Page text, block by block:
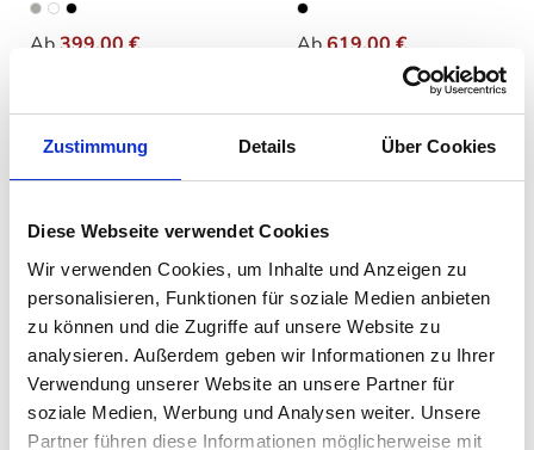
Zustimmung Details Über Cookies
Diese Webseite verwendet Cookies
Wir verwenden Cookies, um Inhalte und Anzeigen zu
personalisieren, Funktionen für soziale Medien anbieten
zu können und die Zugriffe auf unsere Website zu
analysieren. Außerdem geben wir Informationen zu Ihrer
Verwendung unserer Website an unsere Partner für
soziale Medien, Werbung und Analysen weiter. Unsere
Partner führen diese Informationen möglicherweise mit
Ab 399,00 €
Ausführung Ab619,00 €
Farbe
Nyta - Tilt Globe
Stehlampe